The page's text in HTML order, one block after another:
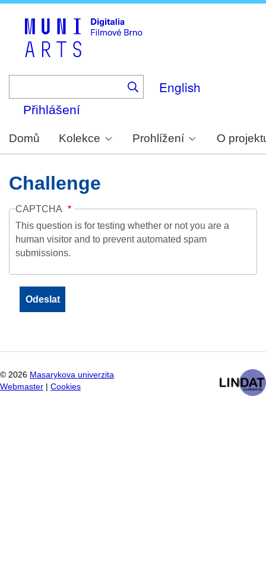
English
Přihlášení
Domů Kolekce Prohlížení O
Challenge
CAPTCHA
This question is for testing whether or not you are a
human visitor and to prevent automated spam
submissions.
© 2026 Masarykova univerzita
Webmaster
Cookies